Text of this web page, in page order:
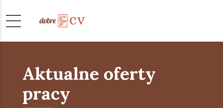
Aktualne oferty
pracy